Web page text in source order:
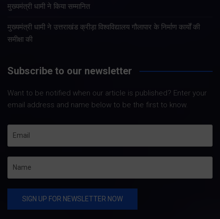
मुख्यमंत्री धामी ने किया सम्मानित
मुख्यमंत्री धामी ने उत्तराखंड क्रीड़ा विश्वविद्यालय गौलापार के निर्माण कार्यों की
समीक्षा की
Subscribe to our newsletter
Want to be notified when our article is published? Enter your
email address and name below to be the first to know.